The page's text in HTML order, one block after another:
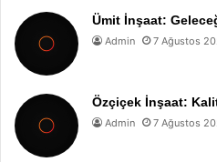
Ümit İnşaat:
Admin 7 Ağustos
Özçiçek İnşaat:
Admin 7 Ağustos